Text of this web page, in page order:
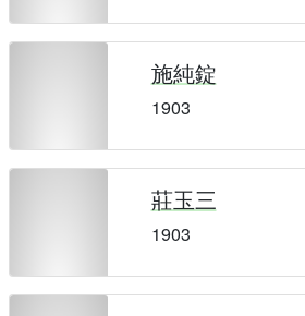
施純錠
1903
莊玉三
1903